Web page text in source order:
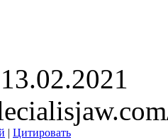
13.02.2021
| Цитировать